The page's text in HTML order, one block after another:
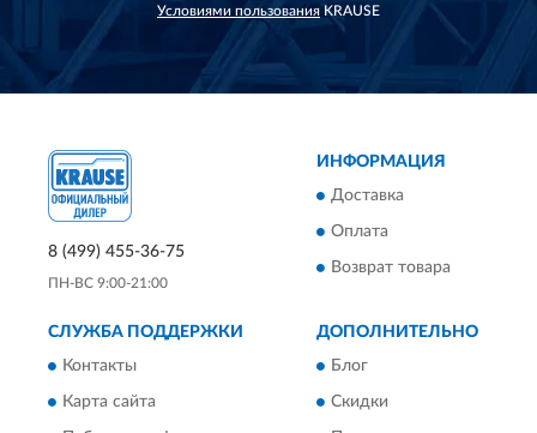
Условиями пользованияKRAUSE
8 (499) 455-36-75
ПН-ВС 9:00-21:00
ИНФОРМАЦИЯ
Доставка
Оплата
Возврат товара
СЛУЖБА ПОДДЕРЖКИ
Контакты
Карта сайта
ДОПОЛНИТЕЛЬНО
Блог
Скидки